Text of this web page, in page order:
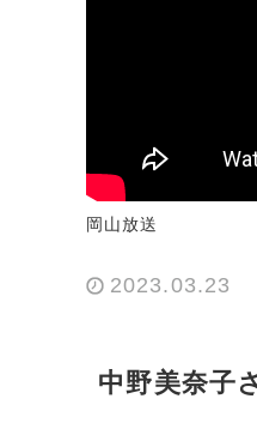
岡山放送
2023.03.23
中野美奈子